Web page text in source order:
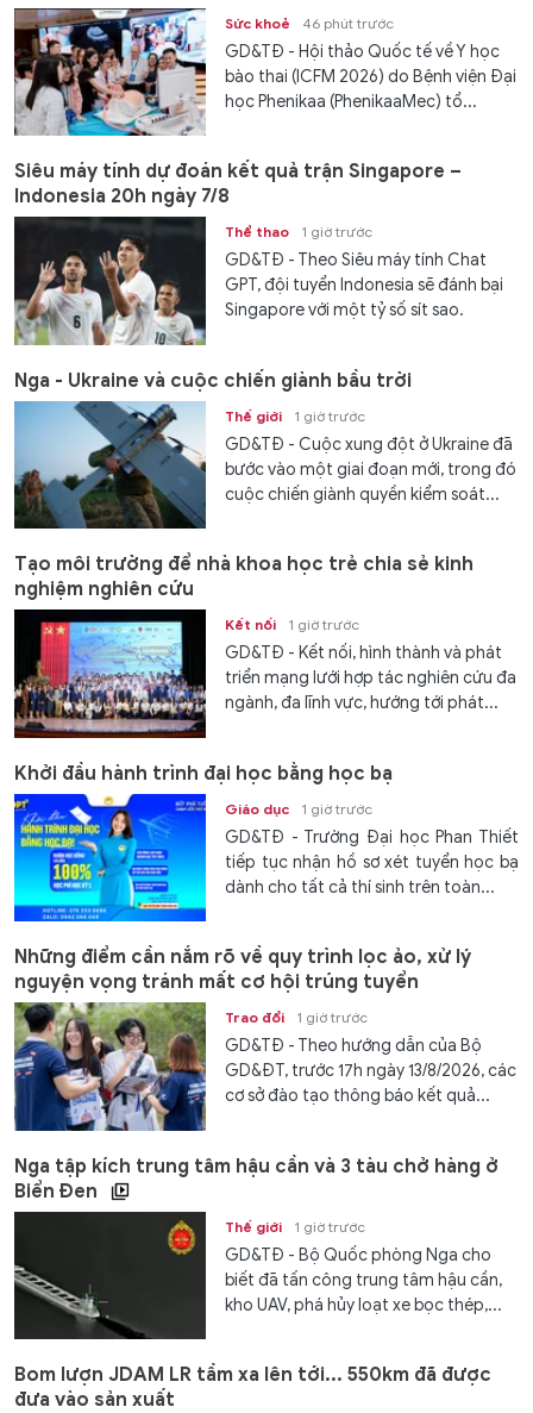
Sức khoẻ 46 phút trước
GD&TĐ - Hội thảo Quốc tế về Y học
bào thai (ICFM 2026) do Bệnh viện Đại
học Phenikaa (PhenikaaMec) tổ...
Siêu máy tính dự đoán kết quả trận Singapore –
Indonesia 20h ngày 7/8
Thể thao 1 giờ trước
GD&TĐ - Theo Siêu máy tính Chat
GPT, đội tuyển Indonesia sẽ đánh bại
Singapore với một tỷ số sít sao.
Nga - Ukraine và cuộc chiến giành bầu trời
Thế giới 1 giờ trước
GD&TĐ - Cuộc xung đột ở Ukraine đã
bước vào một giai đoạn mới, trong đó
cuộc chiến giành quyền kiểm soát...
Tạo môi trường để nhà khoa học trẻ chia sẻ kinh
nghiệm nghiên cứu
Kết nối 1 giờ trước
GD&TĐ - Kết nối, hình thành và phát
triển mạng lưới hợp tác nghiên cứu đa
ngành, đa lĩnh vực, hướng tới phát...
Khởi đầu hành trình đại học bằng học bạ
Giáo dục 1 giờ trước
GD&TĐ - Trường Đại học Phan Thiết
tiếp tục nhận hồ sơ xét tuyển học bạ
dành cho tất cả thí sinh trên toàn...
Những điểm cần nắm rõ về quy trình lọc ảo, xử lý
nguyện vọng tránh mất cơ hội trúng tuyển
Trao đổi 1 giờ trước
GD&TĐ - Theo hướng dẫn của Bộ
GD&ĐT, trước 17h ngày 13/8/2026, các
cơ sở đào tạo thông báo kết quả...
Nga tập kích trung tâm hậu cần và 3 tàu chở hàng ở
Biển Đen
Thế giới 1 giờ trước
GD&TĐ - Bộ Quốc phòng Nga cho
biết đã tấn công trung tâm hậu cần,
kho UAV, phá hủy loạt xe bọc thép,...
Bom lượn JDAM LR tầm xa lên tới... 550km đã được
đưa vào sản xuất